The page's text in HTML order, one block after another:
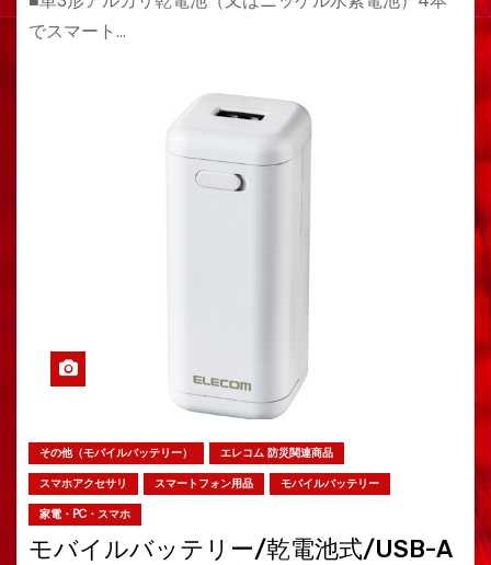
でスマート…
その他（モバイルバッテリー）
エレコム 防災関連商品
スマホアクセサリ
スマートフォン用品
モバイルバッテリー
家電・PC・スマホ
モバイルバッテリー/乾電池式/USB-A